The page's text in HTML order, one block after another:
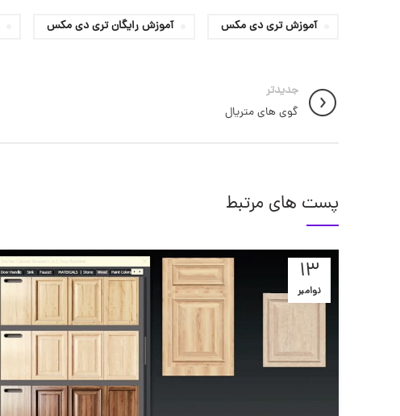
آموزش تری دی مکس آموزش رایگان تری دی مکس
جدیدتر
گوی های متریال
پست های مرتبط
13
نوامبر